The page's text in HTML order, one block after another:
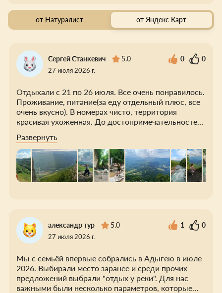
от Натуралист от Яндекс Карт
Сергей Станкевич 5.0 0 0
27 июля 2026 г.
Отдыхали с 21 по 26 июля. Все очень понравилось.
Проживание, питание(за еду отдельный плюс, все
очень вкусно). В номерах чисто, территория
красивая ухоженная. До достопримечательностей
Вообщем отдых получился на отлично. Всем
советую гостевой дом. Обязательно ещё вернемся.
Развернуть
александр тур 5.0 1 0
27 июля 2026 г.
Мы с семьёй впервые собрались в Адыгею в июле
2026. Выбирали место заранее и среди прочих
предложений выбрали "отдых у реки". Для нас
важными были несколько параметров, которые